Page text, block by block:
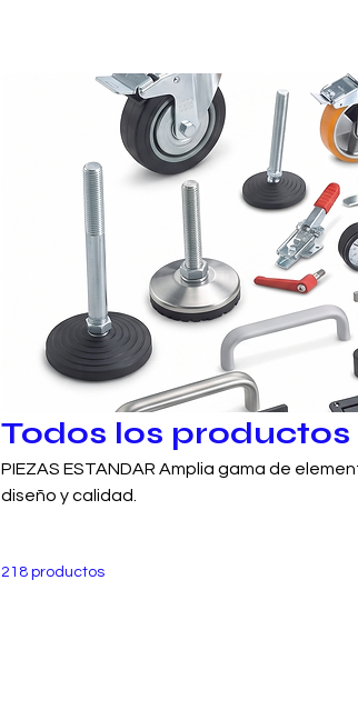
Todos los productos
PIEZAS ESTANDAR Amplia gama de
diseño y calidad.
218 productos